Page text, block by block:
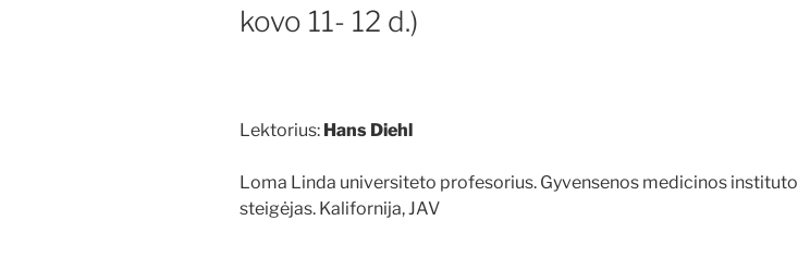
kovo 11- 12 d.)
Lektorius: Hans Diehl
Loma Linda universiteto profesorius. Gyvensenos medicinos instituto
steigėjas. Kalifornija, JAV